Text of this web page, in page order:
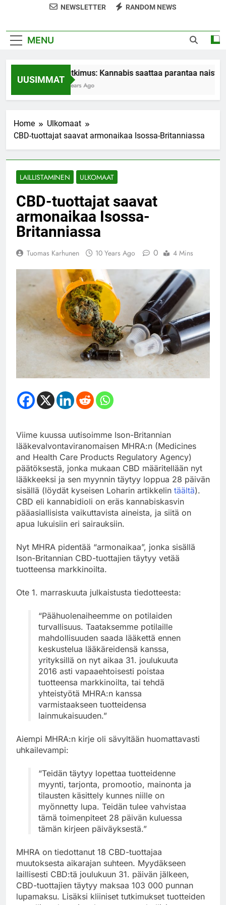
NEWSLETTER RANDOM NEWS
MENU
UUSIMMAT
Tutkimus: Kannabis saattaa parantaa naisten
7 Years Ago
Home
Ulkomaat
CBD-tuottajat saavat armonaikaa Isossa-Britanniassa
LAILLISTAMINEN ULKOMAAT
CBD-tuottajat saavat
armonaikaa Isossa-
Britanniassa
Tuomas Karhunen 10 Years Ago 0 4 Mins
Viime kuussa uutisoimme Ison-Britannian
lääkevalvontaviranomaisen MHRA:n (Medicines
and Health Care Products Regulatory Agency)
päätöksestä, jonka mukaan CBD määritellään nyt
lääkkeeksi ja sen myynnin täytyy loppua 28 päivän
sisällä (löydät kyseisen Loharin artikkelin täältä).
CBD eli kannabidioli on eräs kannabiskasvin
pääasiallisista vaikuttavista aineista, ja siitä on
apua lukuisiin eri sairauksiin.
Nyt MHRA pidentää “armonaikaa”, jonka sisällä
Ison-Britannian CBD-tuottajien täytyy vetää
tuotteensa markkinoilta.
Ote 1. marraskuuta julkaistusta tiedotteesta:
“Päähuolenaiheemme on potilaiden
turvallisuus. Taataksemme potilaille
mahdollisuuden saada lääkettä ennen
keskustelua lääkäreidensä kanssa,
yrityksillä on nyt aikaa 31. joulukuuta
2016 asti vapaaehtoisesti poistaa
tuotteensa markkinoilta, tai tehdä
yhteistyötä MHRA:n kanssa
varmistaakseen tuotteidensa
lainmukaisuuden.”
Aiempi MHRA:n kirje oli sävyltään huomattavasti
uhkailevampi:
“Teidän täytyy lopettaa tuotteidenne
myynti, tarjonta, promootio, mainonta ja
tilausten käsittely kunnes niille on
myönnetty lupa. Teidän tulee vahvistaa
tämä toimenpiteet 28 päivän kuluessa
tämän kirjeen päiväyksestä.”
MHRA on tiedottanut 18 CBD-tuottajaa
muutoksesta aikarajan suhteen. Myydäkseen
laillisesti CBD:tä joulukuun 31. päivän jälkeen,
CBD-tuottajien täytyy maksaa 103 000 punnan
lupamaksu. Lisäksi kliiniset tutkimukset tuotteiden